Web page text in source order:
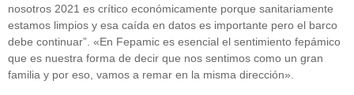
nosotros 2021 es crítico económicamente porque sanitariamente
estamos limpios y esa caída en datos es importante pero el barco
debe continuar”. «En Fepamic es esencial el sentimiento fepámico
que es nuestra forma de decir que nos sentimos como un gran
familia y por eso, vamos a remar en la misma dirección».